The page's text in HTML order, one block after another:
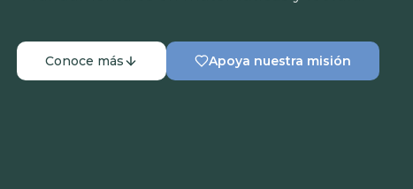
Conoce más Apoya nuestra misión